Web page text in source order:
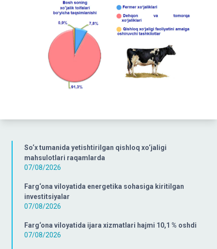
So‘x tumanida yetishtirilgan qishloq xo‘jaligi
mahsulotlari raqamlarda
07/08/2026
Farg‘ona viloyatida energetika sohasiga kiritilgan
investitsiyalar
07/08/2026
Farg‘ona viloyatida ijara xizmatlari hajmi 10,1 % oshdi
07/08/2026